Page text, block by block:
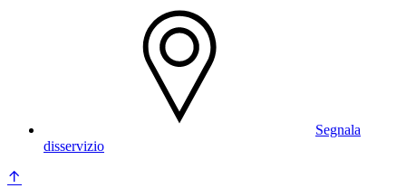
Segnala
disservizio